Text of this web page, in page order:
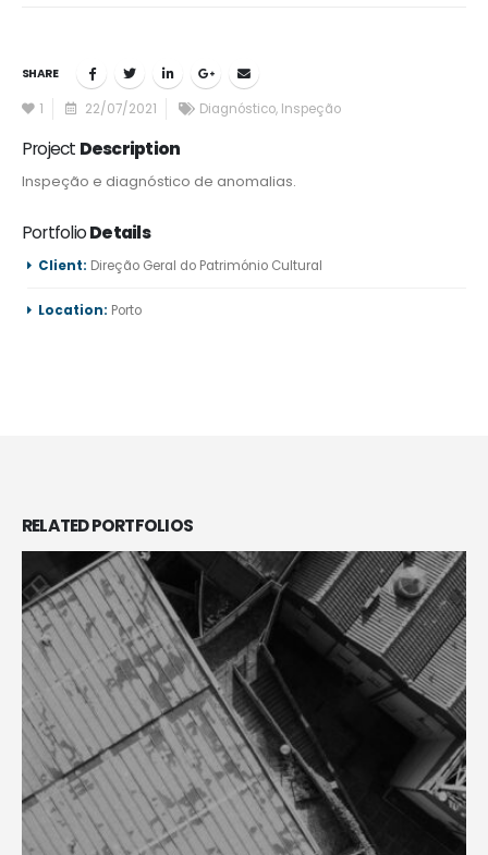
SHARE
1 22/07/2021 Diagnóstico, Inspeção
Project Description
Inspeção e diagnóstico de anomalias.
PortfolioDetails
Client: Direção Geral do Património Cultural
Location: Porto
RELATEDPORTFOLIOS